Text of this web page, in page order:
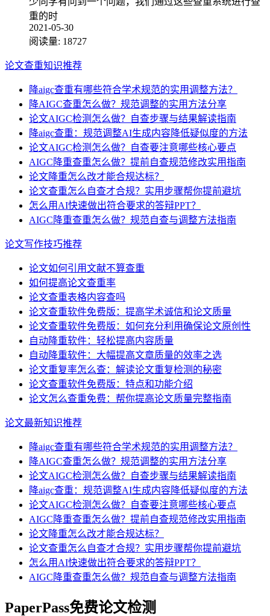
重的时
2021-05-30
阅读量: 18727
论文查重知识推荐
降aigc查重有哪些符合学术规范的实用调整方法？
降AIGC查重怎么做？规范调整的实用方法分享
论文AIGC检测怎么做？自查步骤与结果解读指南
降aigc查重：规范调整AI生成内容降低疑似度的方法
论文AIGC检测怎么做？自查要注意哪些核心要点
AIGC降重查重怎么做？提前自查规范修改实用指南
论文降重怎么改才能合规达标？
论文查重怎么自查才合规？实用步骤帮你提前避坑
怎么用AI快速做出符合要求的答辩PPT？
AIGC降重查重怎么做？规范自查与调整方法指南
论文写作技巧推荐
论文如何引用文献不算查重
如何提高论文查重率
论文查重表格内容查吗
论文查重软件免费版：提高学术诚信和论文质量
论文查重软件免费版：如何充分利用确保论文原创性
自动降重软件：轻松提高内容质量
自动降重软件：大幅提高文章质量的效率之选
论文重复率怎么查：解读论文重复检测的秘密
论文查重软件免费版：特点和功能介绍
论文怎么查重免费：帮你提高论文质量完整指南
论文最新知识推荐
降aigc查重有哪些符合学术规范的实用调整方法？
降AIGC查重怎么做？规范调整的实用方法分享
论文AIGC检测怎么做？自查步骤与结果解读指南
降aigc查重：规范调整AI生成内容降低疑似度的方法
论文AIGC检测怎么做？自查要注意哪些核心要点
AIGC降重查重怎么做？提前自查规范修改实用指南
论文降重怎么改才能合规达标？
论文查重怎么自查才合规？实用步骤帮你提前避坑
怎么用AI快速做出符合要求的答辩PPT？
AIGC降重查重怎么做？规范自查与调整方法指南
PaperPass免费论文检测